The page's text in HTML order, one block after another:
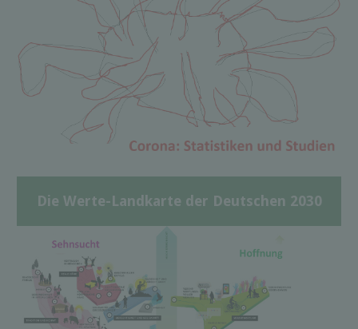
Die Werte-Landkarte der Deutschen 2030